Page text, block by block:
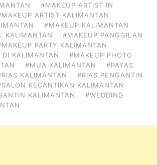
#MAKEUP ARTIST IN
ARTIST KALIMANTAN
#MAKEUP KALIMANTAN
KALIMANTAN
#MAKEUP PANGGILAN
PARTY KALIMANTAN
KALIMANTAN
#MAKEUP PHOTO
#MUA KALIMANTAN
#PAYAS
KALIMANTAN
#RIAS PENGANTIN
KECANTIKAN KALIMANTAN
KALIMANTAN
#WEDDING